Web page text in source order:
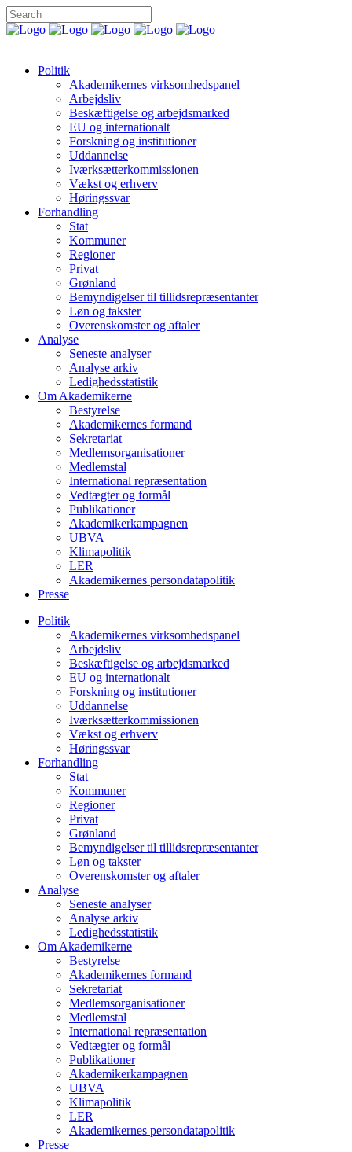
Politik
Akademikernes virksomhedspanel
Arbejdsliv
Beskæftigelse og arbejdsmarked
EU og internationalt
Forskning og institutioner
Uddannelse
Iværksætterkommissionen
Vækst og erhverv
Høringssvar
Forhandling
Stat
Kommuner
Regioner
Privat
Grønland
Bemyndigelser til tillidsrepræsentanter
Løn og takster
Overenskomster og aftaler
Analyse
Seneste analyser
Analyse arkiv
Ledighedsstatistik
Om Akademikerne
Bestyrelse
Akademikernes formand
Sekretariat
Medlemsorganisationer
Medlemstal
International repræsentation
Vedtægter og formål
Publikationer
Akademikerkampagnen
UBVA
Klimapolitik
LER
Akademikernes persondatapolitik
Presse
Politik
Akademikernes virksomhedspanel
Arbejdsliv
Beskæftigelse og arbejdsmarked
EU og internationalt
Forskning og institutioner
Uddannelse
Iværksætterkommissionen
Vækst og erhverv
Høringssvar
Forhandling
Stat
Kommuner
Regioner
Privat
Grønland
Bemyndigelser til tillidsrepræsentanter
Løn og takster
Overenskomster og aftaler
Analyse
Seneste analyser
Analyse arkiv
Ledighedsstatistik
Om Akademikerne
Bestyrelse
Akademikernes formand
Sekretariat
Medlemsorganisationer
Medlemstal
International repræsentation
Vedtægter og formål
Publikationer
Akademikerkampagnen
UBVA
Klimapolitik
LER
Akademikernes persondatapolitik
Presse